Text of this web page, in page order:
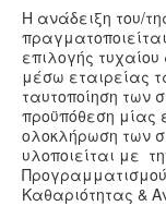
Η ανάδειξη του/
επιλογής
μέσω εταιρείας
ταυτοποίηση των
προϋπόθεση μίας
ολοκλήρωση των
υλοποιείται με
Καθαριότητας &